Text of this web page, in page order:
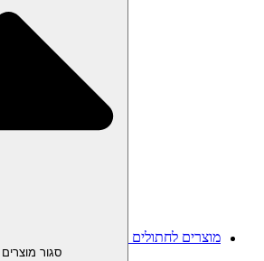
מוצרים לחתולים
סגור